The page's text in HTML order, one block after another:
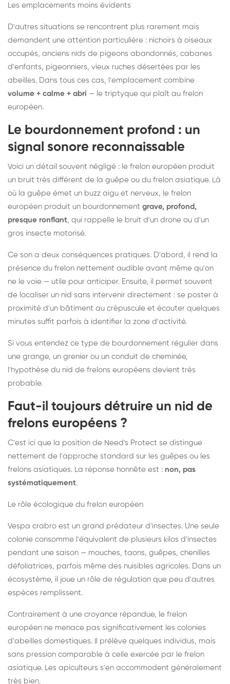
Les emplacements moins évidents
D'autres situations se rencontrent plus rarement mais
demandent une attention particulière : nichoirs à oiseaux
occupés, anciens nids de pigeons abandonnés, cabanes
d'enfants, pigeonniers, vieux ruches désertées par les
abeilles. Dans tous ces cas, l'emplacement combine
volume + calme + abri — le triptyque qui plaît au frelon
européen.
Le bourdonnement profond : un
signal sonore reconnaissable
Voici un détail souvent négligé : le frelon européen produit
un bruit très différent de la guêpe ou du frelon asiatique. Là
où la guêpe émet un buzz aigu et nerveux, le frelon
européen produit un bourdonnement grave, profond,
presque ronflant, qui rappelle le bruit d'un drone ou d'un
gros insecte motorisé.
Ce son a deux conséquences pratiques. D'abord, il rend la
présence du frelon nettement audible avant même qu'on
ne le voie — utile pour anticiper. Ensuite, il permet souvent
de localiser un nid sans intervenir directement : se poster à
proximité d'un bâtiment au crépuscule et écouter quelques
minutes suffit parfois à identifier la zone d'activité.
Si vous entendez ce type de bourdonnement régulier dans
une grange, un grenier ou un conduit de cheminée,
l'hypothèse du nid de frelons européens devient très
probable.
Faut-il toujours détruire un nid de
frelons européens ?
C'est ici que la position de Need's Protect se distingue
nettement de l'approche standard sur les guêpes ou les
frelons asiatiques. La réponse honnête est : non, pas
systématiquement.
Le rôle écologique du frelon européen
Vespa crabro est un grand prédateur d'insectes. Une seule
colonie consomme l'équivalent de plusieurs kilos d'insectes
pendant une saison — mouches, taons, guêpes, chenilles
défoliatrices, parfois même des nuisibles agricoles. Dans un
écosystème, il joue un rôle de régulation que peu d'autres
espèces remplissent.
Contrairement à une croyance répandue, le frelon
européen ne menace pas significativement les colonies
d'abeilles domestiques. Il prélève quelques individus, mais
sans pression comparable à celle exercée par le frelon
asiatique. Les apiculteurs s'en accommodent généralement
très bien.